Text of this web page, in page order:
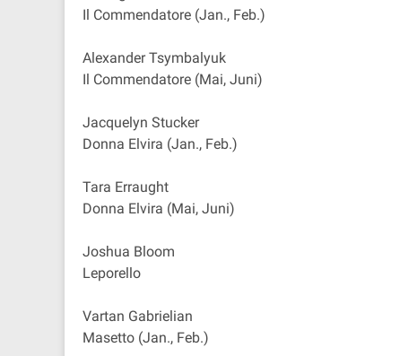
Il Commendatore (Jan., Feb.)
Alexander Tsymbalyuk
Il Commendatore (Mai, Juni)
Jacquelyn Stucker
Donna Elvira (Jan., Feb.)
Tara Erraught
Donna Elvira (Mai, Juni)
Joshua Bloom
Leporello
Vartan Gabrielian
Masetto (Jan., Feb.)